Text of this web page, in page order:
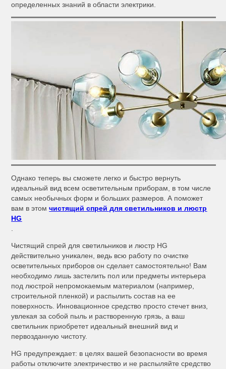
определенных знаний в области электрики.
Однако теперь вы сможете легко и быстро вернуть
идеальный вид всем осветительным приборам, в том числе
самых необычных форм и больших размеров. А поможет
вам в этомчистящий спрей для светильников и люстр
HG
Чистящий спрей для светильников и люстр HG
действительно уникален, ведь всю работу по очистке
осветительных приборов он сделает самостоятельно! Вам
необходимо лишь застелить пол или предметы интерьера
под люстрой непромокаемым материалом (например,
строительной пленкой) и распылить состав на ее
поверхность. Инновационное средство просто стечет вниз,
увлекая за собой пыль и растворенную грязь, а ваш
светильник приобретет идеальный внешний вид и
первозданную чистоту.
HG предупреждает: в целях вашей безопасности во время
работы отключите электричество и не распыляйте средство